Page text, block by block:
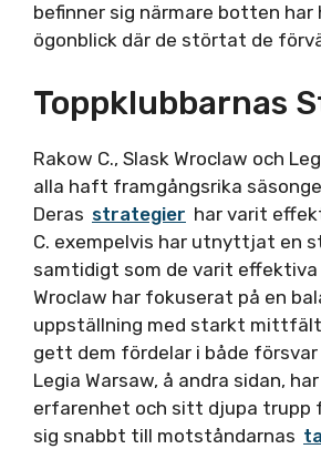
befinner sig närmare botten har
ögonblick där de störtat de
Toppklubbarnas
Rakow C., Slask Wroclaw och
alla haft framgångsrika
Deras strategier har varit
C. exempelvis har utnyttjat en
samtidigt som de varit
Wroclaw har fokuserat på en
uppställning med starkt
gett dem fördelar i både försvar
Legia Warsaw, å andra sidan,
erfarenhet och sitt djupa trupp
sig snabbt till motståndarnas